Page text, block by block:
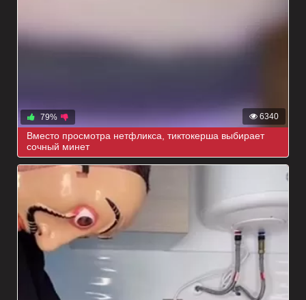
6340
79%
Вместо просмотра нетфликса, тиктокерша выбирает
сочный минет